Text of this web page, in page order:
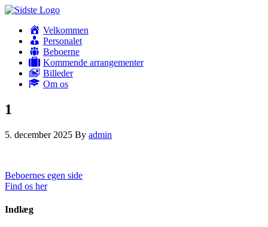
Velkommen
Personalet
Beboerne
Kommende arrangementer
Billeder
Om os
1
5. december 2025 By admin
Beboernes egen side
Find os her
Indlæg